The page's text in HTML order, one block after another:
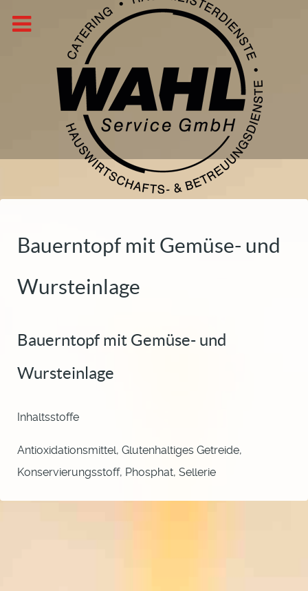
Bauerntopf mit Gemüse- und
Wursteinlage
Bauerntopf mit Gemüse- und
Wursteinlage
Inhaltsstoffe
Antioxidationsmittel, Glutenhaltiges Getreide,
Konservierungsstoff, Phosphat, Sellerie